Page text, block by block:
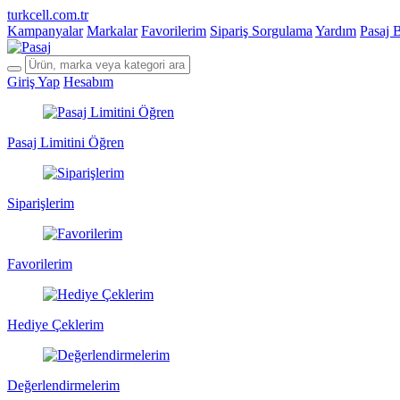
turkcell.com.tr
Kampanyalar Markalar Favorilerim Sipariş Sorgulama Yardım Pasaj
Giriş Yap Hesabım
Pasaj Limitini Öğren
Siparişlerim
Favorilerim
Hediye Çeklerim
Değerlendirmelerim